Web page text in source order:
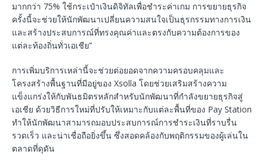
มากกว่า 75% ใช้กระเป๋าเงินดิจิทัลเพื่อชำระค่าเกม การขยายธุรกิจ
ครั้งนี้จะช่วยให้นักพัฒนาเปลี่ยนความสนใจเป็นธุรกรรมทางการเงิน
และสร้างประสบการณ์ที่ทรงคุณค่าและตรงกับความต้องการของ
แต่ละท้องถิ่นทั่วเอเชีย”
การเพิ่มบริการเหล่านี้จะช่วยต่อยอดจากความครอบคลุมและ
โครงสร้างพื้นฐานที่มีอยู่ของ Xsolla โดยช่วยเสริมสร้างความ
แข็งแกร่งให้กับพันธมิตรหลักสำหรับนักพัฒนาที่กำลังขยายธุรกิจสู่
เอเชีย ด้วยวิธีการใหม่ที่ปรับให้เหมาะกับแต่ละพื้นที่ของ Pay Station
ทำให้นักพัฒนาสามารถมอบประสบการณ์การชำระเงินที่ราบรื่น
รวดเร็ว และน่าเชื่อถือยิ่งขึ้น ซึ่งสอดคล้องกับพฤติกรรมของผู้เล่นใน
ตลาดที่ดุดัน